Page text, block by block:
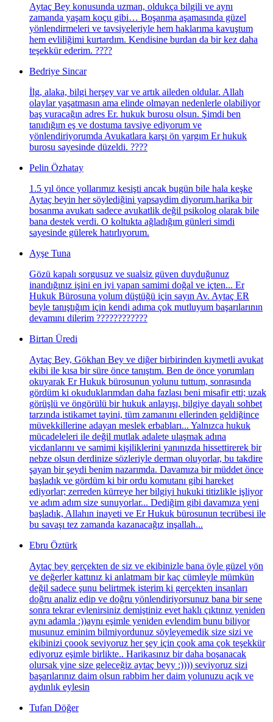
Aytaç Bey konusunda uzman, oldukça bilgili ve aynı
zamanda yaşam koçu gibi… Boşanma aşamasında güzel
yönlendirmeleri ve tavsiyeleriyle hem haklarıma kavuştum
hem evliliğimi kurtardım. Kendisine burdan da bir kez daha
teşekkür ederim. ????
Bedriye Sincar
İlg, alaka, bilgi herşey var ve artık aileden oldular. Allah
olaylar yaşatmasın ama elinde olmayan nedenlerle olabiliyor
baş vuracağın adres Er. hukuk burosu olsun. Şimdi ben
tanıdığım eş ve dostuma tavsiye ediyorum ve
yönlendiriyorumda Avukatlara karşı ön yargım Er hukuk
burosu sayesinde düzeldi. ????
Pelin Özhatay
1.5 yıl önce yollarımız kesişti ancak bugün bile hala keşke
Aytaç beyin her söylediğini yapsaydim diyorum.harika bir
bosanma avukatı sadece avukatlik değil psikolog olarak bile
bana destek verdi. O koltukta ağladığım günleri simdi
sayesinde gülerek hatırlıyorum.
Ayşe Tuna
Gözü kapalı sorgusuz ve sualsiz güven duyduğunuz
inandığınız işini en iyi yapan samimi doğal ve içten... Er
Hukuk Bürosuna yolum düştüğü için sayın Av. Aytaç ER
beyle tanıştığım için kendi adıma çok mutluyum başarılarının
devamını dilerim ????????????
Birtan Üredi
Aytaç Bey, Gökhan Bey ve diğer birbirinden kıymetli avukat
ekibi ile kısa bir süre önce tanıştım. Ben de önce yorumları
okuyarak Er Hukuk bürosunun yolunu tuttum, sonrasında
gördüm ki okuduklarımdan daha fazlası beni misafir etti; uzak
görüşlü ve öngörülü bir hukuk anlayışı, bilgiye dayalı sohbet
tarzında istikamet tayini, tüm zamanını ellerinden geldiğince
müvekkillerine adayan meslek erbabları... Yalnızca hukuk
mücadeleleri ile değil mutlak adalete ulaşmak adına
vicdanlarını ve samimi kişiliklerini yanınızda hissettirerek bir
nebze olsun derdinize sözleriyle derman oluyorlar, bu takdire
şayan bir şeydi benim nazarımda. Davamıza bir müddet önce
başladık ve gördüm ki bir ordu komutanı gibi hareket
ediyorlar; zerreden kürreye her bilgiyi hukuki titizlikle işliyor
ve adım adım size sunuyorlar... Dediğim gibi davamıza yeni
başladık, Allahın inayeti ve Er Hukuk bürosunun tecrübesi ile
bu savaşı tez zamanda kazanacağız inşallah...
Ebru Öztürk
Aytaç bey gerçekten de siz ve ekibinizle bana öyle güzel yön
ve değerler kattınız ki anlatmam bir kaç cümleyle mümkün
değil sadece şunu belirtmek isterim ki gerçekten insanları
doğru analiz edip ve doğru yönlendiriyorsunuz bana bir sene
sonra tekrar evlenirsiniz demiştiniz evet haklı çıktınız yeniden
aynı adamla :))aynı eşimle yeniden evlendim bunu biliyor
musunuz eminim bilmiyordunuz söyleyemedik size sizi ve
ekibinizi çoook seviyoruz her şey için çook ama çok teşekkür
ediyoruz eşimle birlikte.. Harikasınız bir daha boşanacak
olursak yine size geleceğiz aytaç beyy :)))) seviyoruz sizi
başarılarınız daim olsun rabbim her daim yolunuzu açık ve
aydınlık eylesin
Tufan Döğer